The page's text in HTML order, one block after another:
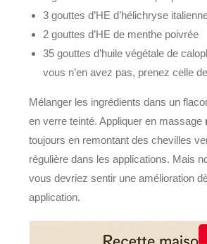
3 gouttes d’HE d’hélichryse
2 gouttes d’HE de menthe poivrée
35 gouttes d’huile végétale de
vous n’en avez pas, prenez celle
Mélanger les ingrédients dans un
en verre teinté. Appliquer en massage
toujours en remontant des chevilles
régulière dans les applications. Mais
vous devriez sentir une amélioration
application.